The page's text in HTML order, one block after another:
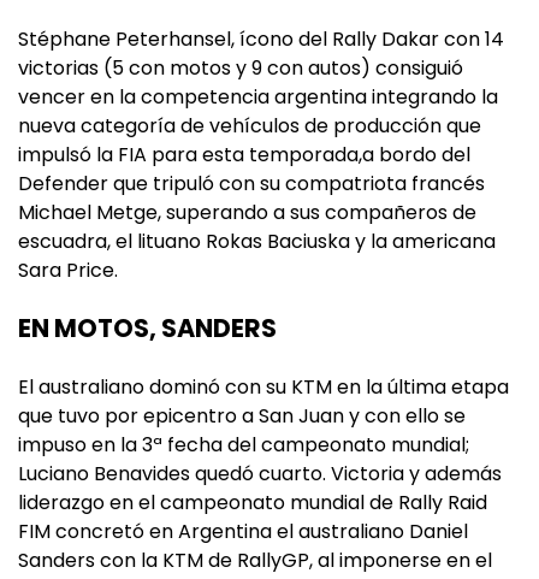
Stéphane Peterhansel, ícono del Rally Dakar con 14
victorias (5 con motos y 9 con autos) consiguió
vencer en la competencia argentina integrando la
nueva categoría de vehículos de producción que
impulsó la FIA para esta temporada,a bordo del
Defender que tripuló con su compatriota francés
Michael Metge, superando a sus compañeros de
escuadra, el lituano Rokas Baciuska y la americana
Sara Price.
EN MOTOS, SANDERS
El australiano dominó con su KTM en la última etapa
que tuvo por epicentro a San Juan y con ello se
impuso en la 3ª fecha del campeonato mundial;
Luciano Benavides quedó cuarto. Victoria y además
liderazgo en el campeonato mundial de Rally Raid
FIM concretó en Argentina el australiano Daniel
Sanders con la KTM de RallyGP, al imponerse en el